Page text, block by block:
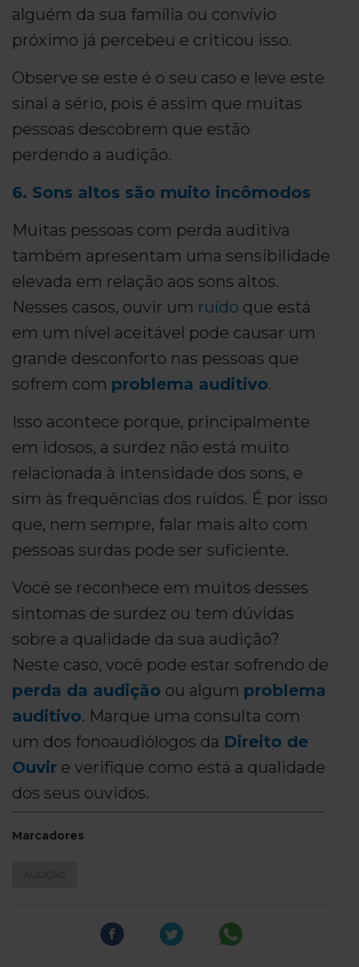
alguém da sua família ou convívio
próximo já percebeu e criticou isso.
Observe se este é o seu caso e leve este
sinal a sério, pois é assim que muitas
pessoas descobrem que estão
perdendo a audição.
6. Sons altos são muito incômodos
Muitas pessoas com perda auditiva
também apresentam uma sensibilidade
elevada em relação aos sons altos.
Nesses casos, ouvir um ruído que está
em um nível aceitável pode causar um
grande desconforto nas pessoas que
sofrem com problema auditivo.
Isso acontece porque, principalmente
em idosos, a surdez não está muito
relacionada à intensidade dos sons, e
sim às frequências dos ruídos. É por isso
que, nem sempre, falar mais alto com
pessoas surdas pode ser suficiente.
Você se reconhece em muitos desses
sintomas de surdez ou tem dúvidas
sobre a qualidade da sua audição?
Neste caso, você pode estar sofrendo de
perda da audição ou algum problema
auditivo. Marque uma consulta com
um dos fonoaudiólogos da Direito de
Ouvir e verifique como está a qualidade
dos seus ouvidos.
Marcadores
AUDIÇÃO